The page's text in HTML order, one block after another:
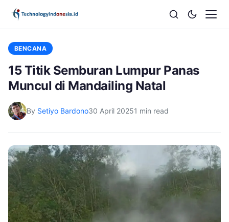
BENCANA
15 Titik Semburan Lumpur Panas
Muncul di Mandailing Natal
By Setiyo Bardono30 April 20251 min read